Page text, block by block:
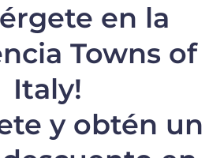
en la
Towns of
Italy!
y obtén un